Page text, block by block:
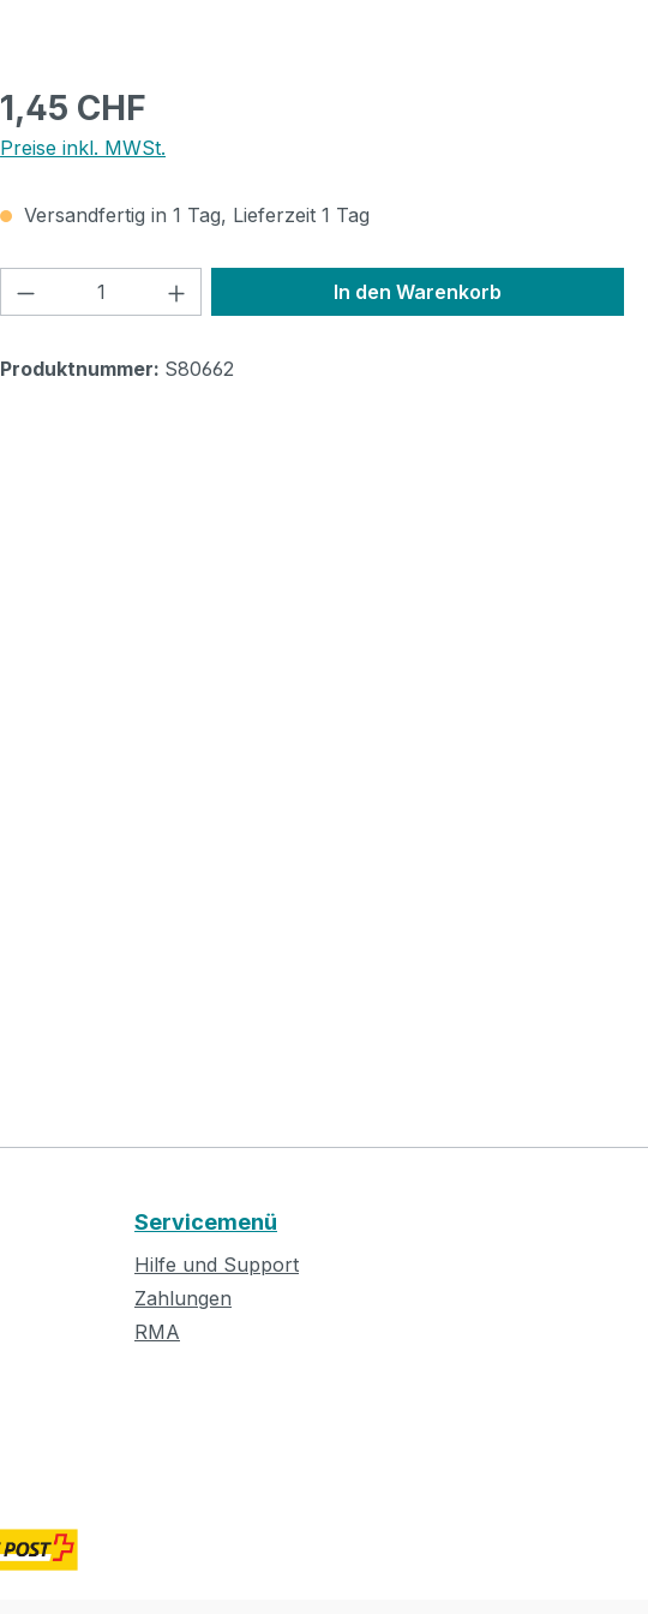
Regulärer Preis:
1,45 CHF
Preise inkl. MWSt.
Versandfertig in 1 Tag, Lieferzeit 1 Tag
Produkt Anzahl: Gib den gewünschten Wert
In den Warenkorb
Produktnummer: S80662
Servicemenü
Hilfe und Support
Zahlungen
RMA